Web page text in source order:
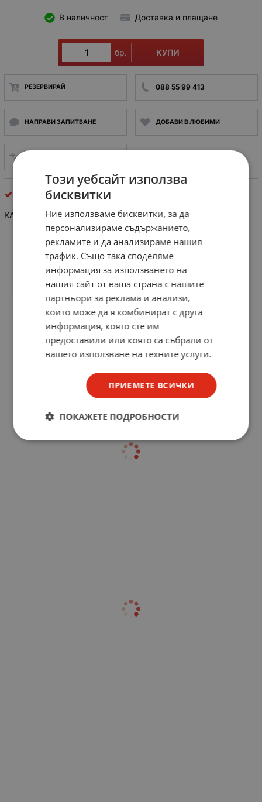
В наличност Доставка и плащане
бр. КУПИ
РЕЗЕРВИРАЙ 088 55 99 413
НАПРАВИ ЗАПИТВАНЕ ДОБАВИ В ЛЮБИМИ
кабелни обувки и накрайници
КАБЕЛНА ОБУВКА 2.5ммХ6мм
Този уебсайт използва
бисквитки
Ние използваме бисквитки, за да
персонализираме съдържанието,
рекламите и да анализираме нашия
трафик. Също така споделяме
информация за използването на
нашия сайт от ваша страна с нашите
партньори за реклама и анализи,
които може да я комбинират с друга
информация, която сте им
предоставили или която са събрали от
вашето използване на техните услуги.
ПРИЕМЕТЕ ВСИЧКИ
ПОКАЖЕТЕ ПОДРОБНОСТИ